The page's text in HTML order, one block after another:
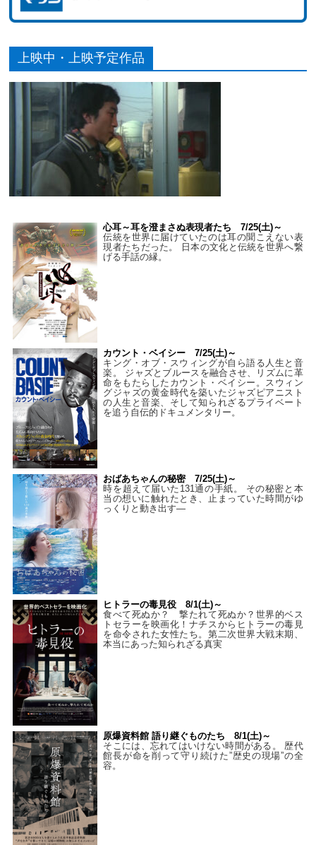
上映中・上映予定作品
心耳～耳を澄まさぬ表現者たち 7/25(土)～
伝統を世界に届けていたのは耳の聞こえない表
現者たちだった。 日本の文化と伝統を世界へ繋
げる手話の縁。
カウント・ベイシー 7/25(土)～
キング・オブ・スウィングが自ら語る人生と音
楽。 ジャズとブルースを融合させ、リズムに革
命をもたらしたカウント・ベイシー。スウィン
グジャズの黄金時代を築いたジャズピアニスト
の人生と音楽、そして知られざるプライベート
を追う自伝的ドキュメンタリー。
おばあちゃんの秘密 7/25(土)～
時を超えて届いた131通の手紙。 その秘密と本
当の想いに触れたとき、止まっていた時間がゆ
っくりと動き出す―
ヒトラーの毒見役 8/1(土)～
食べて死ぬか？ 撃たれて死ぬか？世界的ベス
トセラーを映画化！ナチスからヒトラーの毒見
を命令された女性たち。第二次世界大戦末期、
本当にあった知られざる真実
原爆資料館 語り継ぐものたち 8/1(土)～
そこには、忘れてはいけない時間がある。 歴代
館長が命を削って守り続けた”歴史の現場”の全
容。